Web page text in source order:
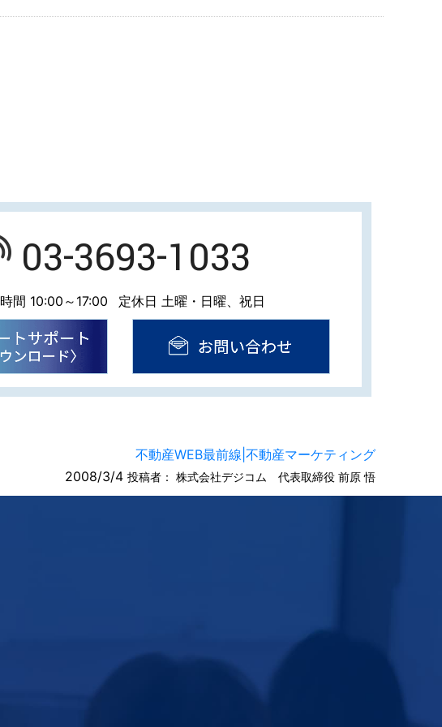
03-3693-1033
間 10:00～17:00 定休日 土曜・日曜、祝日
不動産WEB最前線|不動産マーケティング
2008/3/4 投稿者： 株式会社デジコム 代表取締役 前原 悟